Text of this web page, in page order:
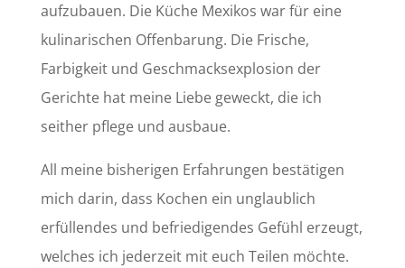
aufzubauen. Die Küche Mexikos war für eine
kulinarischen Offenbarung. Die Frische,
Farbigkeit und Geschmacksexplosion der
Gerichte hat meine Liebe geweckt, die ich
seither pflege und ausbaue.
All meine bisherigen Erfahrungen bestätigen
mich darin, dass Kochen ein unglaublich
erfüllendes und befriedigendes Gefühl erzeugt,
welches ich jederzeit mit euch Teilen möchte.